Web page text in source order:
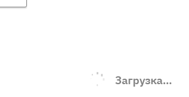
Загрузка...